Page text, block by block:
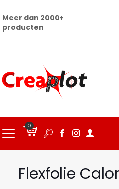
Meer dan 2000+
producten
0
Flexfolie